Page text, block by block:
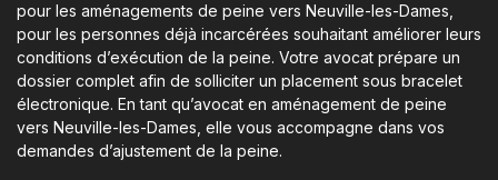
pour les aménagements de peine vers Neuville-les-Dames,
pour les personnes déjà incarcérées souhaitant améliorer leurs
conditions d’exécution de la peine. Votre avocat prépare un
dossier complet afin de solliciter un placement sous bracelet
électronique. En tant qu’avocat en aménagement de peine
vers Neuville-les-Dames, elle vous accompagne dans vos
demandes d’ajustement de la peine.